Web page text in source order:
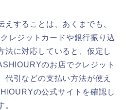
えすることは、あくまでも、
レジットカードや銀行振り込
法に対応していると、仮定し
のお店でクレジット
代引などの支払い方法が使え
の公式サイトを確認し
。